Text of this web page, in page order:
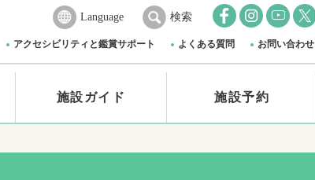
Language 検索
アクセシビリティと鑑賞サポート よくある質問 お問い合わせ
施設ガイド 施設予約